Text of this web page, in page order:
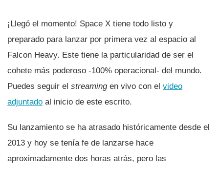
¡Llegó el momento! Space X tiene todo listo y
preparado para lanzar por primera vez al espacio al
Falcon Heavy. Este tiene la particularidad de ser el
cohete más poderoso -100% operacional- del mundo.
Puedes seguir el streamingen vivo con el video
adjuntado al inicio de este escrito.
Su lanzamiento se ha atrasado históricamente desde el
2013 y hoy se tení­a fe de lanzarse hace
aproximadamente dos horas atrás, pero las